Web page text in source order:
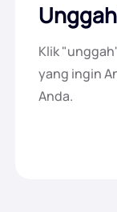
Klik
yang ingin
Anda.